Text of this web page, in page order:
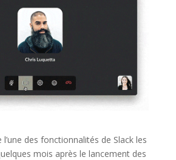
l’une des fonctionnalités de Slack les
mois après le lancement des